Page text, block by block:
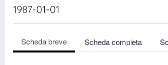
1987-01-01
Scheda breve Scheda completa